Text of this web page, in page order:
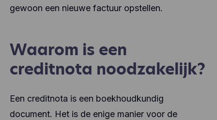
gewoon een nieuwe factuur opstellen.
Waarom is een
creditnota noodzakelijk?
Een creditnota is een boekhoudkundig
document. Het is de enige manier voor de